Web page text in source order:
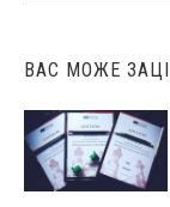
ВАС МОЖЕ